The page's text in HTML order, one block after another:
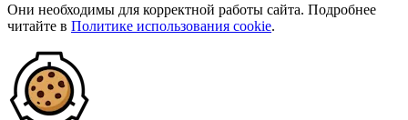
Они необходимы для корректной работы сайта. Подробнее
читайте в Политике использования cookie.